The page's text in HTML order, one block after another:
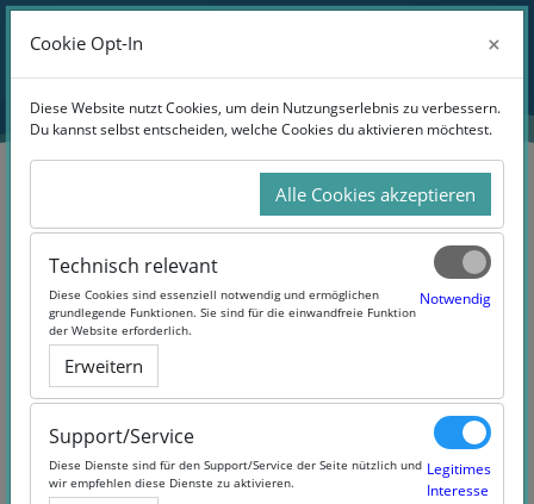
Zum Hauptinhalt
Website-Übersicht
Anmelden
Suchen
3 Products Found
Cookie Opt-In ×
Diese Website nutzt Cookies, um dein Nutzungserlebnis zu verbessern.
Du kannst selbst entscheiden, welche Cookies du aktivieren möchtest.
Alle Cookies akzeptieren
Technisch relevant
Diese Cookies sind essenziell notwendig und ermöglichen
grundlegende Funktionen. Sie sind für die einwandfreie Funktion
der Website erforderlich.
Notwendig
Erweitern
Support/Service
Diese Dienste sind für den Support/Service der Seite nützlich und
wir empfehlen diese Dienste zu aktivieren.
Legitimes
Interesse
Cookie Opt-In ×
Diese Website nutzt Cookies, um dein Nutzungserlebnis zu verbessern.
Du kannst selbst entscheiden, welche Cookies du aktivieren möchtest.
Alle Cookies akzeptieren
Technisch relevant
Diese Cookies sind essenziell notwendig und ermöglichen
grundlegende Funktionen. Sie sind für die einwandfreie Funktion
der Website erforderlich.
Notwendig
Erweitern
Support/Service
Diese Dienste sind für den Support/Service der Seite nützlich und
wir empfehlen diese Dienste zu aktivieren.
Legitimes
Interesse